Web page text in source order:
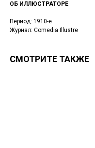
ОБ ИЛЛЮСТРАТОРЕ
Период: 1910-e
Журнал: Comedia Illustre
СМОТРИТЕ ТАКЖЕ